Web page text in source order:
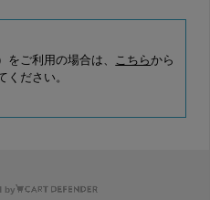
をご利用の場合は、 こちらから
ください。
by